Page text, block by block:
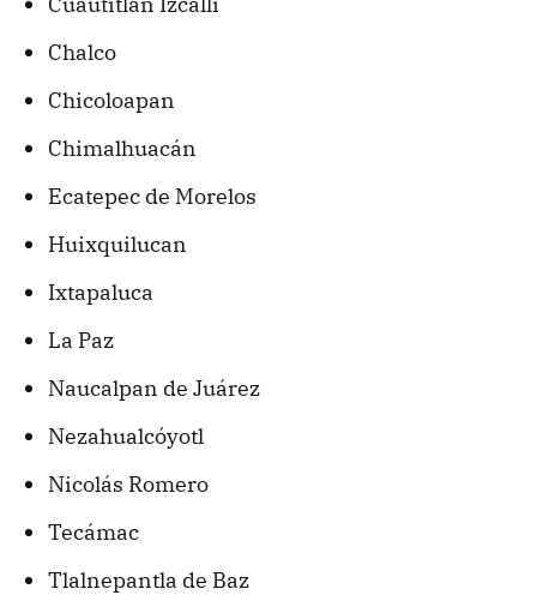
Chalco
Chicoloapan
Chimalhuacán
Ecatepec de Morelos
Huixquilucan
Ixtapaluca
La Paz
Naucalpan de Juárez
Nezahualcóyotl
Nicolás Romero
Tecámac
Tlalnepantla de Baz